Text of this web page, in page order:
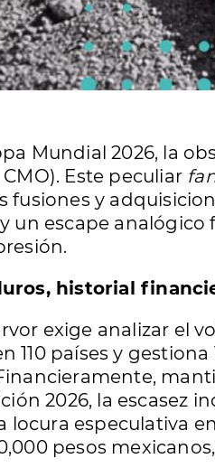
Mundial 2026, la
CMO). Este peculiar
fusiones y
un escape
historial
exige analizar el
110 países y gestiona
2026, la escasez
locura especulativa
pesos